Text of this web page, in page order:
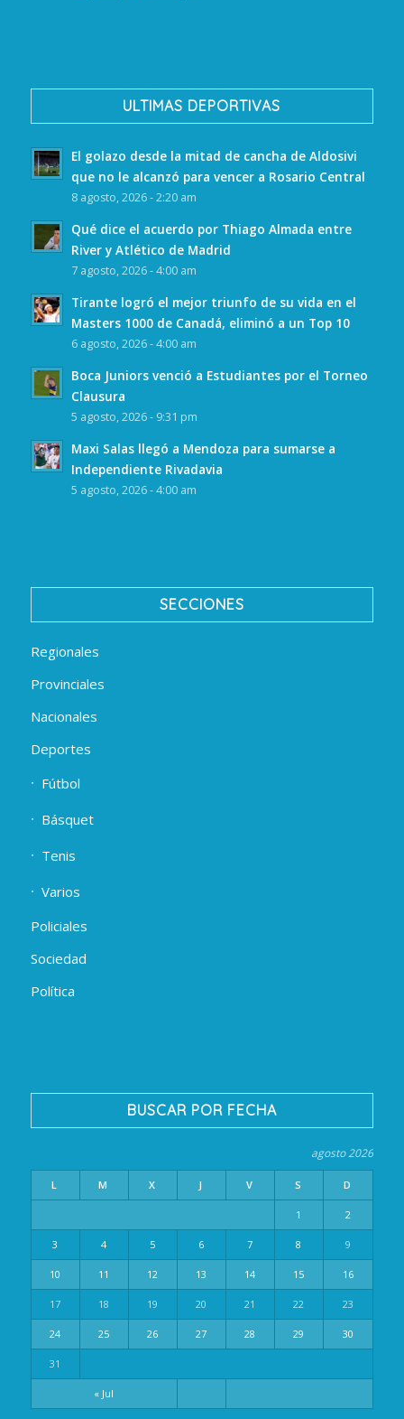
ULTIMAS DEPORTIVAS
El golazo desde la mitad de cancha de Aldosivi
que no le alcanzó para vencer a Rosario Central
8 agosto, 2026 - 2:20 am
Qué dice el acuerdo por Thiago Almada entre
River y Atlético de Madrid
7 agosto, 2026 - 4:00 am
Tirante logró el mejor triunfo de su vida en el
Masters 1000 de Canadá, eliminó a un Top 10
6 agosto, 2026 - 4:00 am
Boca Juniors venció a Estudiantes por el Torneo
Clausura
5 agosto, 2026 - 9:31 pm
Maxi Salas llegó a Mendoza para sumarse a
Independiente Rivadavia
5 agosto, 2026 - 4:00 am
SECCIONES
Regionales
Provinciales
Nacionales
Deportes
Fútbol
Básquet
Tenis
Varios
Policiales
Sociedad
Política
BUSCAR POR FECHA
agosto 2026
L M X J V S D
« Jul
1 2
3 4 5 6 7 8 9
10 11 12 13 14 15 16
17 18 19 20 21 22 23
24 25 26 27 28 29 30
31